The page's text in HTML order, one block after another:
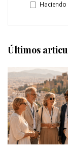
Últimos